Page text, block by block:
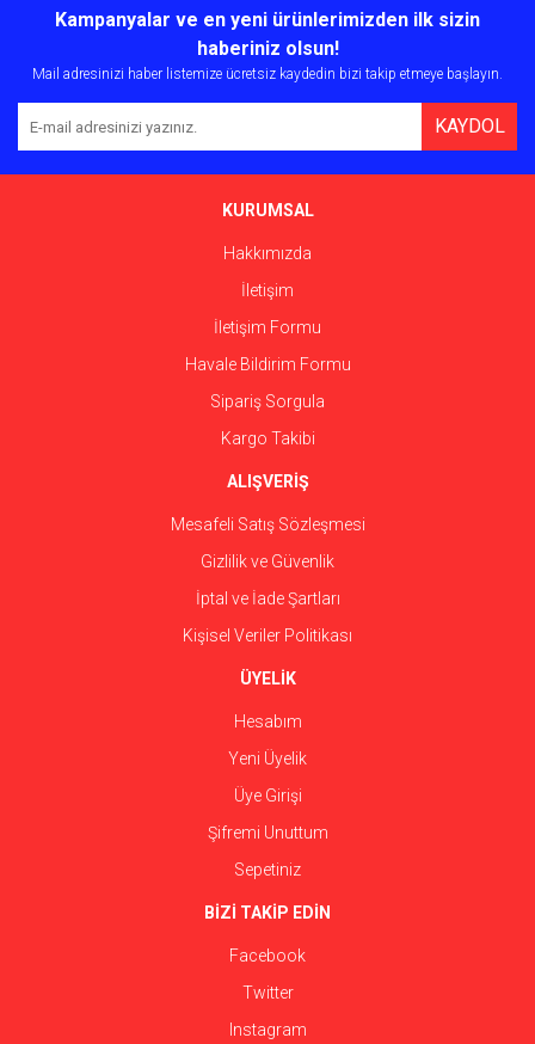
Bu ürüne ilk yorumu siz yapın!
Yorum Yaz
tarafımıza iletebilirsiniz.
Görüş ve önerileriniz için teşekkür ederiz.
Ürün resmi kalitesiz, bozuk veya görüntülenemiyor.
Ürün açıklamasında eksik bilgiler bulunuyor.
Ürün fiyatı diğer sitelerden daha pahalı.
Gönder
Kampanyalar ve en yeni ürünlerimizden ilk sizin
haberiniz olsun!
Mail adresinizi haber listemize ücretsiz kaydedin bizi takip etmeye başlayın.
KAYDOL
KURUMSAL
Hakkımızda
İletişim
İletişim Formu
Havale Bildirim Formu
Sipariş Sorgula
Kargo Takibi
ALIŞVERİŞ
Mesafeli Satış Sözleşmesi
Gizlilik ve Güvenlik
İptal ve İade Şartları
Kişisel Veriler Politikası
ÜYELİK
Hesabım
Yeni Üyelik
Üye Girişi
Şifremi Unuttum
Sepetiniz
BİZİ TAKİP EDİN
Facebook
Twitter
Instagram